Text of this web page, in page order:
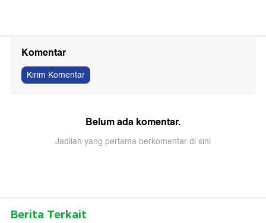
Komentar
Kirim Komentar
Belum ada komentar.
Jadilah yang pertama berkomentar di sini
Berita Terkait